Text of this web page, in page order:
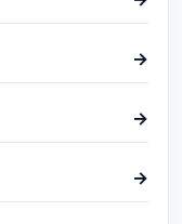
→
→
→